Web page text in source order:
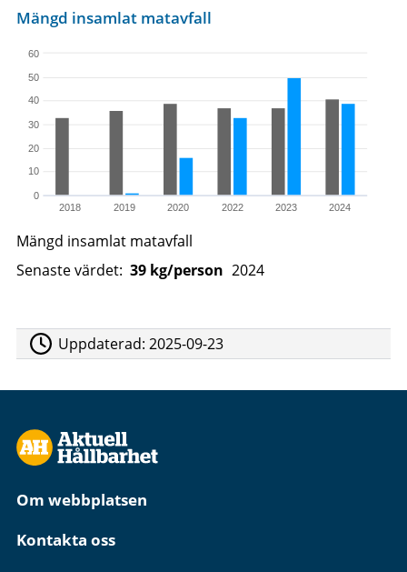
2018 2019 2020 2022 2023 2024
0
10
20
30
40
50
60
Mängd insamlat matavfall
Mängd insamlat matavfall
Senaste värdet: 39 kg/person 2024
Uppdaterad:2025-09-23
Om webbplatsen
Kontakta oss